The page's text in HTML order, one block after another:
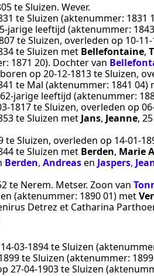
teSluizen. Wever.
teSluizen (aktenummer: 1831
jarige leeftijd (aktenummer:
teSluizen, overleden op
teSluizen met Bellefontaine,
1871 20). Dochter van
op 20‑12‑1813teSluizen,
te Mal (aktenummer: 1841 04)
jarige leeftijd (aktenummer:
teSluizen, overleden op
teSluizen met Jans, Jeanne,
teSluizen, overleden op
teSluizen met Berden, Marie
Berden, Andreasen Jaspers,
te Nerem. Metser. Zoon van
(aktenummer: 1890 01) met
Detrez et Catharina
14‑03‑1894teSluizen
teSluizen (aktenummer:
27‑04‑1903teSluizen